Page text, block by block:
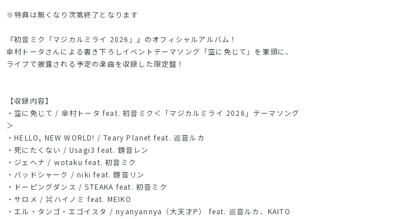
※特典は無くなり次第終了となります
『初音ミク「マジカルミライ 2026」』のオフィシャルアルバム！
傘村トータさんによる書き下ろしイベントテーマソング「空に免じて」を筆頭に、
ライブで披露される予定の楽曲を収録した限定盤！
【収録内容】
・空に免じて / 傘村トータ feat. 初音ミク＜「マジカルミライ 2026」テーマソング
＞
・HELLO, NEW WORLD! / Teary Planet feat. 巡音ルカ
・死にたくない / Usagi3 feat. 鏡音レン
・ジェヘナ / wotaku feat. 初音ミク
・バッドシャーク / niki feat. 鏡音リン
・ドーピングダンス / STEAKA feat. 初音ミク
・サロメ / ⌘ハイノミ feat. MEIKO
・エル・タンゴ・エゴイスタ / nyanyannya（大天才P） feat. 巡音ルカ、KAITO